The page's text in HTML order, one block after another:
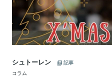
シュトーレン
記事
コラム